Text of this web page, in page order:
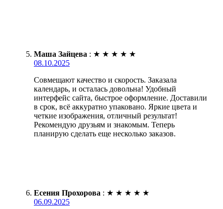
Маша Зайцева : ★ ★ ★ ★ ★
08.10.2025
Совмещают качество и скорость. Заказала
календарь, и осталась довольна! Удобный
интерфейс сайта, быстрое оформление. Доставили
в срок, всё аккуратно упаковано. Яркие цвета и
четкие изображения, отличный результат!
Рекомендую друзьям и знакомым. Теперь
планирую сделать еще несколько заказов.
Есения Прохорова : ★ ★ ★ ★ ★
06.09.2025